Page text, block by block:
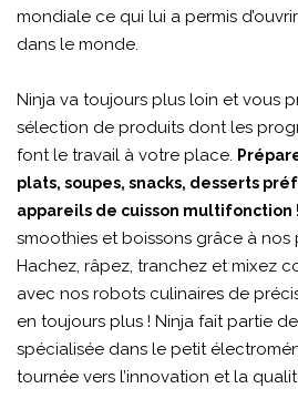
mondiale ce qui lui a permis
dans le monde.
Ninja va toujours plus loin et vous
sélection de produits dont les
font le travail à votre place.
plats, soupes, snacks, desserts
appareils de cuisson multifonction !
smoothies et boissons grâce à nos
Hachez, râpez, tranchez et mixez
avec nos robots culinaires de
en toujours plus ! Ninja fait partie
spécialisée dans le petit
tournée vers l’innovation et la